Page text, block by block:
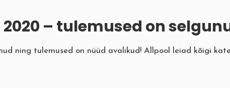
– tulemused on
ning tulemused on nüüd avalikud! Allpool leiad kõigi